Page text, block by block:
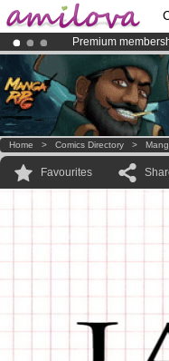
Premium
Already 134393
Amilova
Home > Comics Directory >
Favourites